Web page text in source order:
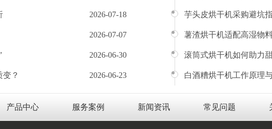
2026-07-18 芋头皮烘干机采购避坑
2026-07-07 薯渣烘干机适配高湿物
2026-06-30 滚筒式烘干机如何助力
？ 2026-06-23 白酒糟烘干机工作原理
产品中心 服务案例 新闻资讯 常见问题